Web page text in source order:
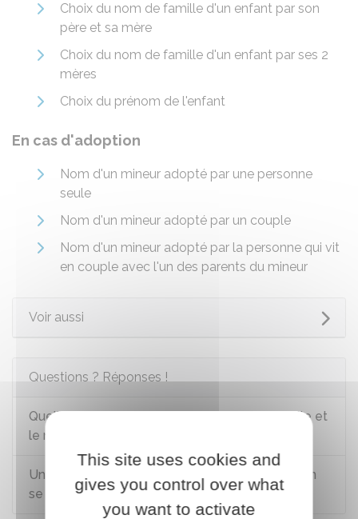
Choix du nom de famille d'un enfant par son
père et sa mère
Choix du nom de famille d'un enfant par ses 2
mères
Choix du prénom de l'enfant
En cas d'adoption
Nom d'un mineur adopté par une personne
seule
Nom d'un mineur adopté par un couple
Nom d'un mineur adopté par la personne qui vit
en couple avec l'un des parents du mineur
Voir aussi
Questions ? Réponses !
Quelle est la différence entre le nom de famille et
le nom d'usage ?
Une femme garde-t-elle son nom de famille en
se mariant ("nom de jeune fille") ?
This site uses cookies and
gives you control over what
you want to activate